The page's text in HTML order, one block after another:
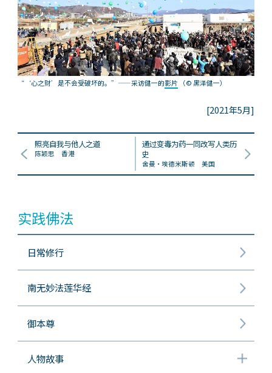
“‘心之财’是不会受破坏的。”——采访健一的影片 （© 黑泽健一）
[2021年5月]
照亮自我与他人之道
陈颖思 香港
通过变毒为药一同改写人类历
史
舍曼‧埃德米斯顿 美国
实践佛法
日常修行
南无妙法莲华经
御本尊
人物故事